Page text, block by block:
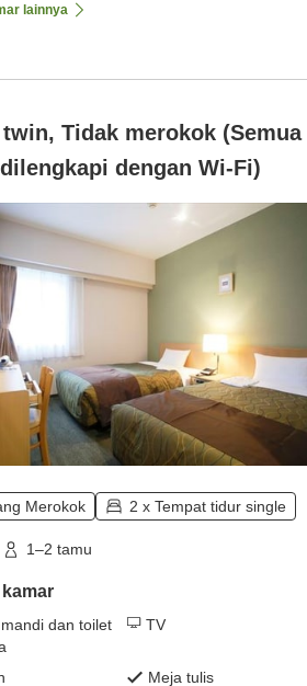
lainnya
Tidak merokok (Semua
dengan Wi-Fi)
Merokok 2 x Tempat tidur single
1–2 tamu
dan toilet
TV
Meja tulis